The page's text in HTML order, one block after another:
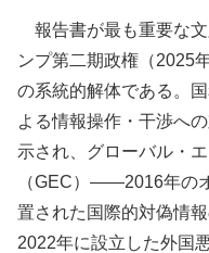
報告書が最も重要な
ンプ第二期政権（2025
の系統的解体である。
よる情報操作・干渉へ
示され、グローバル・
（GEC）——2016年の
置された国際的対偽情
2022年に設立した外国